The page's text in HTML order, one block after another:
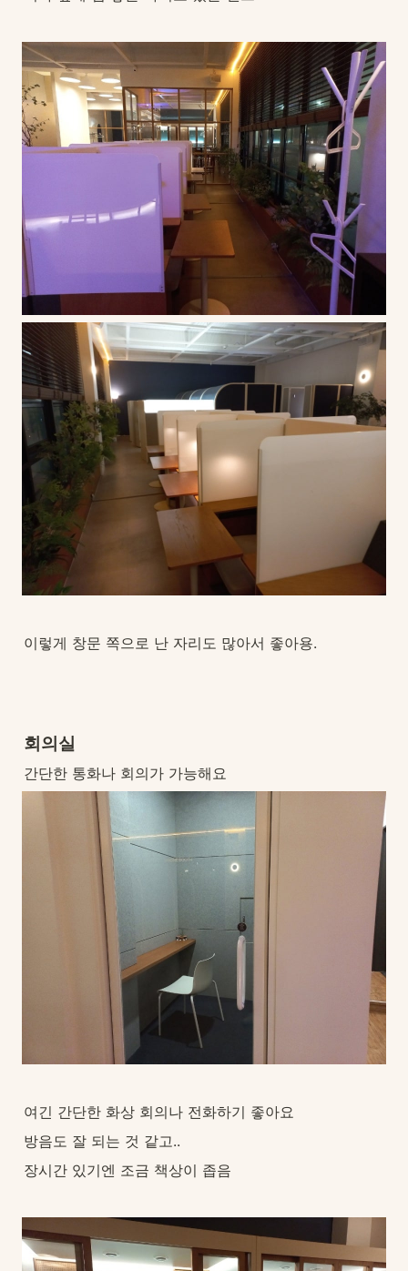
이렇게 창문 쪽으로 난 자리도 많아서 좋아용.
회의실
간단한 통화나 회의가 가능해요
여긴 간단한 화상 회의나 전화하기 좋아요
방음도 잘 되는 것 같고..
장시간 있기엔 조금 책상이 좁음